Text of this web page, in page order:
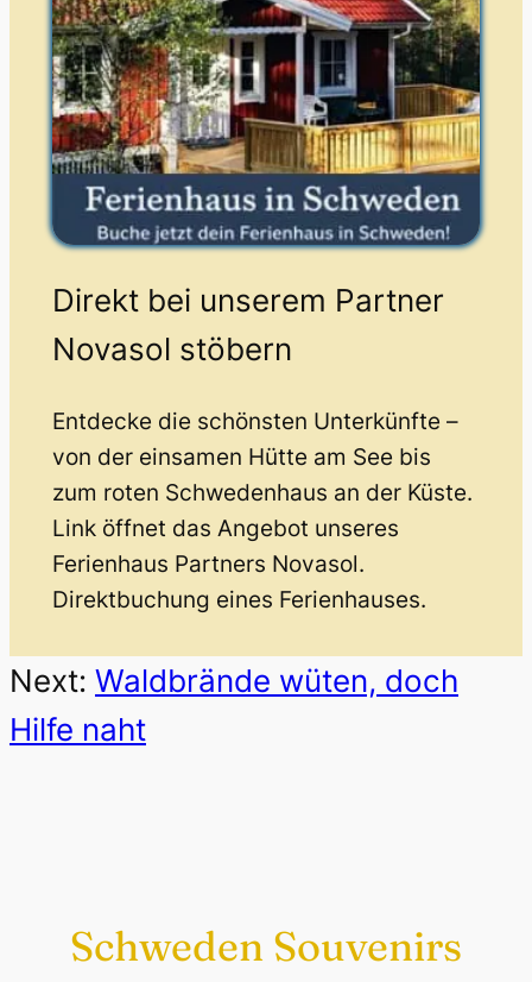
Direkt bei unserem Partner
Novasol stöbern
Entdecke die schönsten Unterkünfte –
von der einsamen Hütte am See bis
zum roten Schwedenhaus an der Küste.
Link öffnet das Angebot unseres
Ferienhaus Partners Novasol.
Direktbuchung eines Ferienhauses.
Next: Waldbrände wüten, doch
Hilfe naht
Schweden Souvenirs